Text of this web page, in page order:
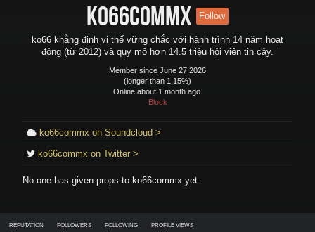
ko66commx Follow
ko66 khẳng định vị thế vững chắc với hành trình 14 năm hoạt
động (từ 2012) và quy mô hơn 14.5 triệu hội viên tin cậy.
Member since June 27 2026
(longer than 1.15%)
Online about 1 month ago.
Block
ko66commx on Soundcloud >
ko66commx on Twitter >
No one has given props to ko66commx yet.
REPUTATION FOLLOWERS FOLLOWING PROFILE VIEWS